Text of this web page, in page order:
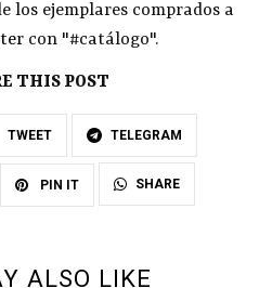
los ejemplares comprados a
con "#catálogo".
THIS POST
TWEET TELEGRAM
PIN IT SHARE
ALSO LIKE